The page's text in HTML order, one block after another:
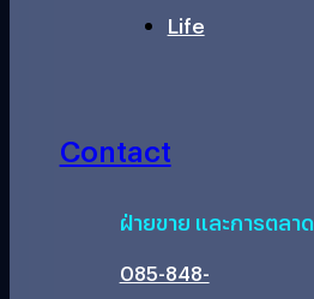
Life
Contact
ฝ่ายขาย และการตลาด
085-848-